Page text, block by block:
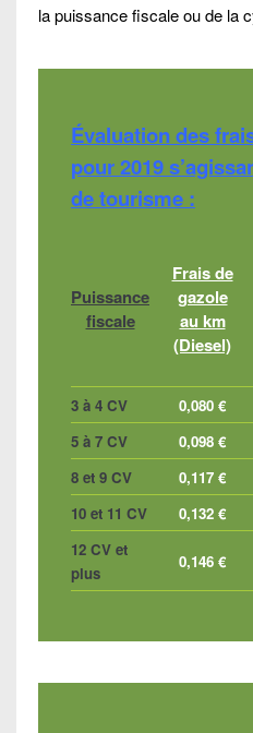
la puissance fiscale ou de la
Évaluation des
pour 2019
de tourisme :
Puissance
fiscale
Frais de
gazole
au km
(Diesel)
3 à 4 CV 0,080 €
5 à 7 CV
0,098 €
8 et 9 CV
0,117 €
10 et 11 CV
0,132 €
12 CV et
plus
0,146 €